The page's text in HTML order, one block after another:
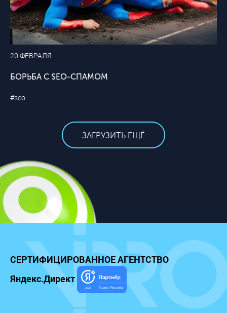
20 ФЕВРАЛЯ
БОРЬБА С SEO-СПАМОМ
#seo
ЗАГРУЗИТЬ ЕЩЁ
СЕРТИФИЦИРОВАННОЕАГЕНТСТВО
Яндекс.Директ